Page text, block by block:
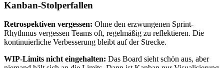
Kanban-Stolperfallen
Retrospektiven vergessen: Ohne den erzwungenen Sprint-
Rhythmus vergessen Teams oft, regelmäßig zu reflektieren. Die
kontinuierliche Verbesserung bleibt auf der Strecke.
WIP-Limits nicht eingehalten: Das Board sieht schön aus, aber